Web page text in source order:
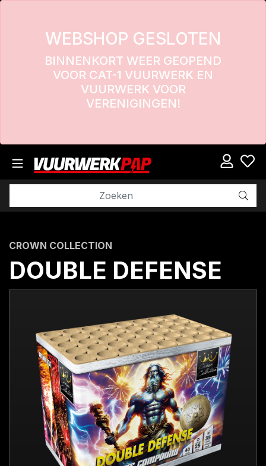
WEBSHOP GESLOTEN
BINNENKORT WEER GEOPEND
VOOR CAT-1 VUURWERK EN
VUURWERK VOOR
VERENIGINGEN!
CROWN COLLECTION
DOUBLE DEFENSE